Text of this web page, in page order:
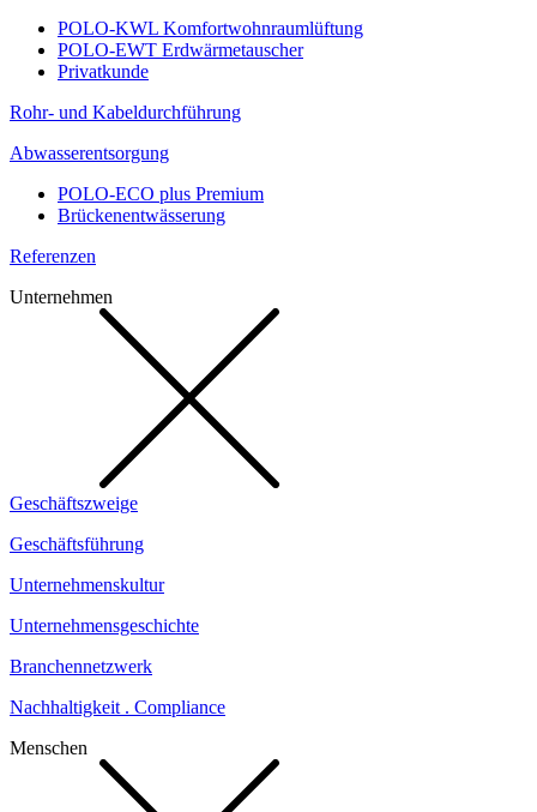
POLO-KWL Komfortwohnraumlüftung
POLO-EWT Erdwärmetauscher
Privatkunde
Rohr- und Kabeldurchführung
Abwasserentsorgung
POLO-ECO plus Premium
Brückenentwässerung
Referenzen
Unternehmen
Geschäftszweige
Geschäftsführung
Unternehmenskultur
Unternehmensgeschichte
Branchennetzwerk
Nachhaltigkeit . Compliance
Menschen